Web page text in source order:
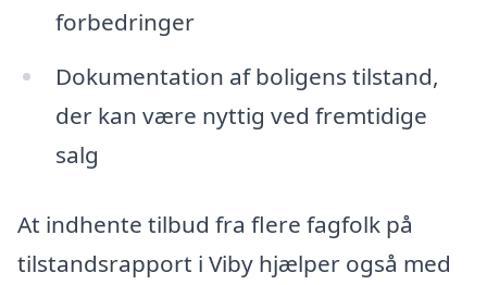
forbedringer
Dokumentation af boligens tilstand,
der kan være nyttig ved fremtidige
salg
At indhente tilbud fra flere fagfolk på
tilstandsrapport i Viby hjælper også med